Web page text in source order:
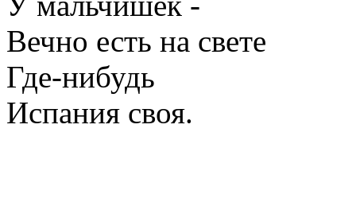
Вечно есть на свете
Где-нибудь
Испания своя.